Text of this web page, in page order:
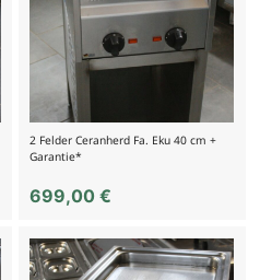
2 Felder Ceranherd Fa. Eku 40 cm +
Garantie*
699,00€